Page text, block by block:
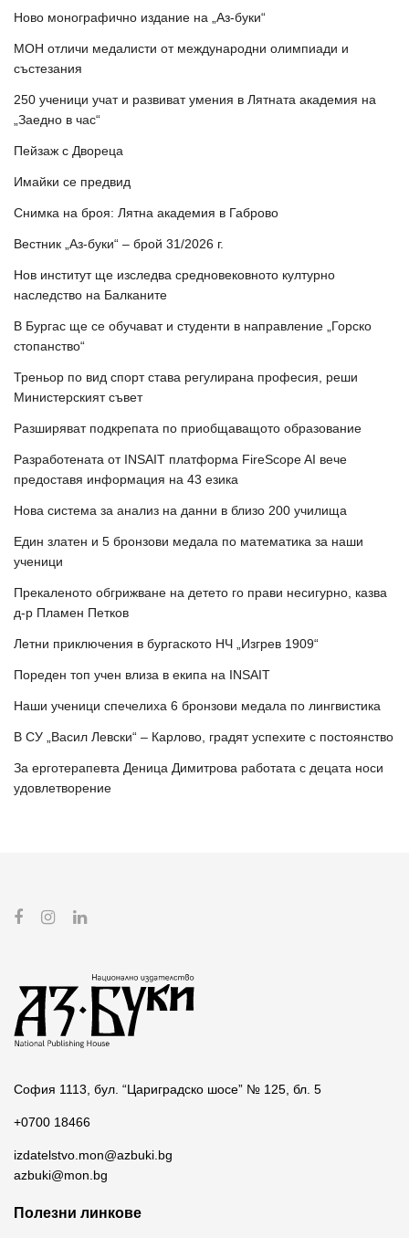
Ново монографично издание на „Аз-буки“
МОН отличи медалисти от международни олимпиади и
състезания
250 ученици учат и развиват умения в Лятната академия на
„Заедно в час“
Пейзаж с Двореца
Имайки се предвид
Снимка на броя: Лятна академия в Габрово
Вестник „Аз-буки“ – брой 31/2026 г.
Нов институт ще изследва средновековното културно
наследство на Балканите
В Бургас ще се обучават и студенти в направление „Горско
стопанство“
Треньор по вид спорт става регулирана професия, реши
Министерският съвет
Разширяват подкрепата по приобщаващото образование
Разработената от INSAIT платформа FireScope AI вече
предоставя информация на 43 езика
Нова система за анализ на данни в близо 200 училища
Един златен и 5 бронзови медала по математика за наши
ученици
Прекаленото обгрижване на детето го прави несигурно, казва
д-р Пламен Петков
Летни приключения в бургаското НЧ „Изгрев 1909“
Пореден топ учен влиза в екипа на INSAIT
Наши ученици спечелиха 6 бронзови медала по лингвистика
В СУ „Васил Левски“ – Карлово, градят успехите с постоянство
За ерготерапевта Деница Димитрова работата с децата носи
удовлетворение
София 1113, бул. “Цариградско шосе” № 125, бл. 5
+0700 18466
izdatelstvo.mon@azbuki.bg
azbuki@mon.bg
Полезни линкове